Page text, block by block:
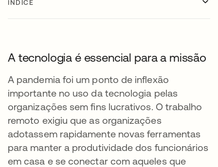
ÍNDICE
A tecnologia é essencial para a missão
A pandemia foi um ponto de inflexão
importante no uso da tecnologia pelas
organizações sem fins lucrativos. O trabalho
remoto exigiu que as organizações
adotassem rapidamente novas ferramentas
para manter a produtividade dos funcionários
em casa e se conectar com aqueles que